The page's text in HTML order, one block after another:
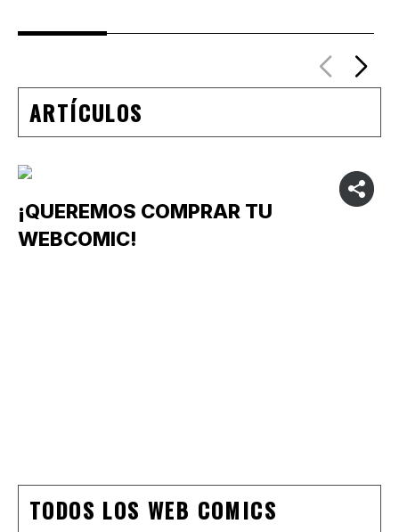
ARTÍCULOS
¡QUEREMOS COMPRAR TU
WEBCOMIC!
TODOS LOS WEB COMICS